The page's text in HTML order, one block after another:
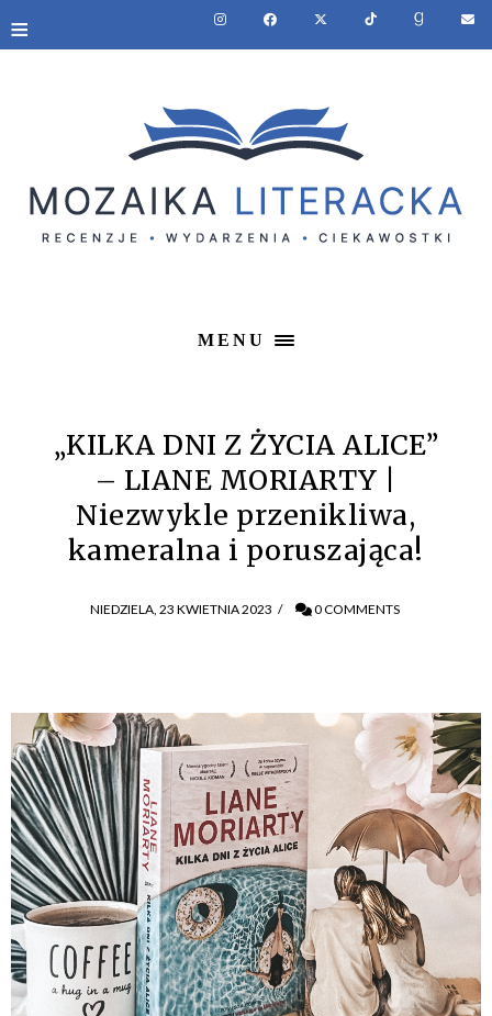
≡
MENU
„KILKA DNI Z ŻYCIA ALICE”
– LIANE MORIARTY |
Niezwykle przenikliwa,
kameralna i poruszająca!
NIEDZIELA, 23 KWIETNIA 2023 / 0 COMMENTS